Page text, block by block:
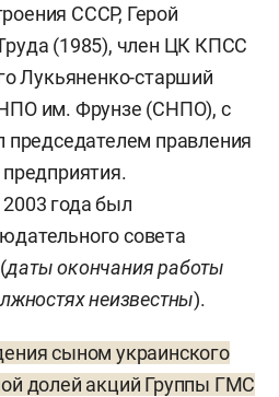
СССР, Герой
(1985), член ЦК КПСС
Лукьяненко-старший
им. Фрунзе (СНПО), с
председателем правления
года был
совета
даты окончания работы
неизвестны).
сыном украинского
долей акций Группы ГМС